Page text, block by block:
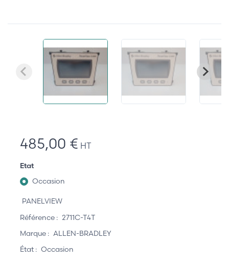
485,00 € HT
Etat
Occasion
PANELVIEW
Référence : 2711C-T4T
Marque : ALLEN-BRADLEY
État : Occasion